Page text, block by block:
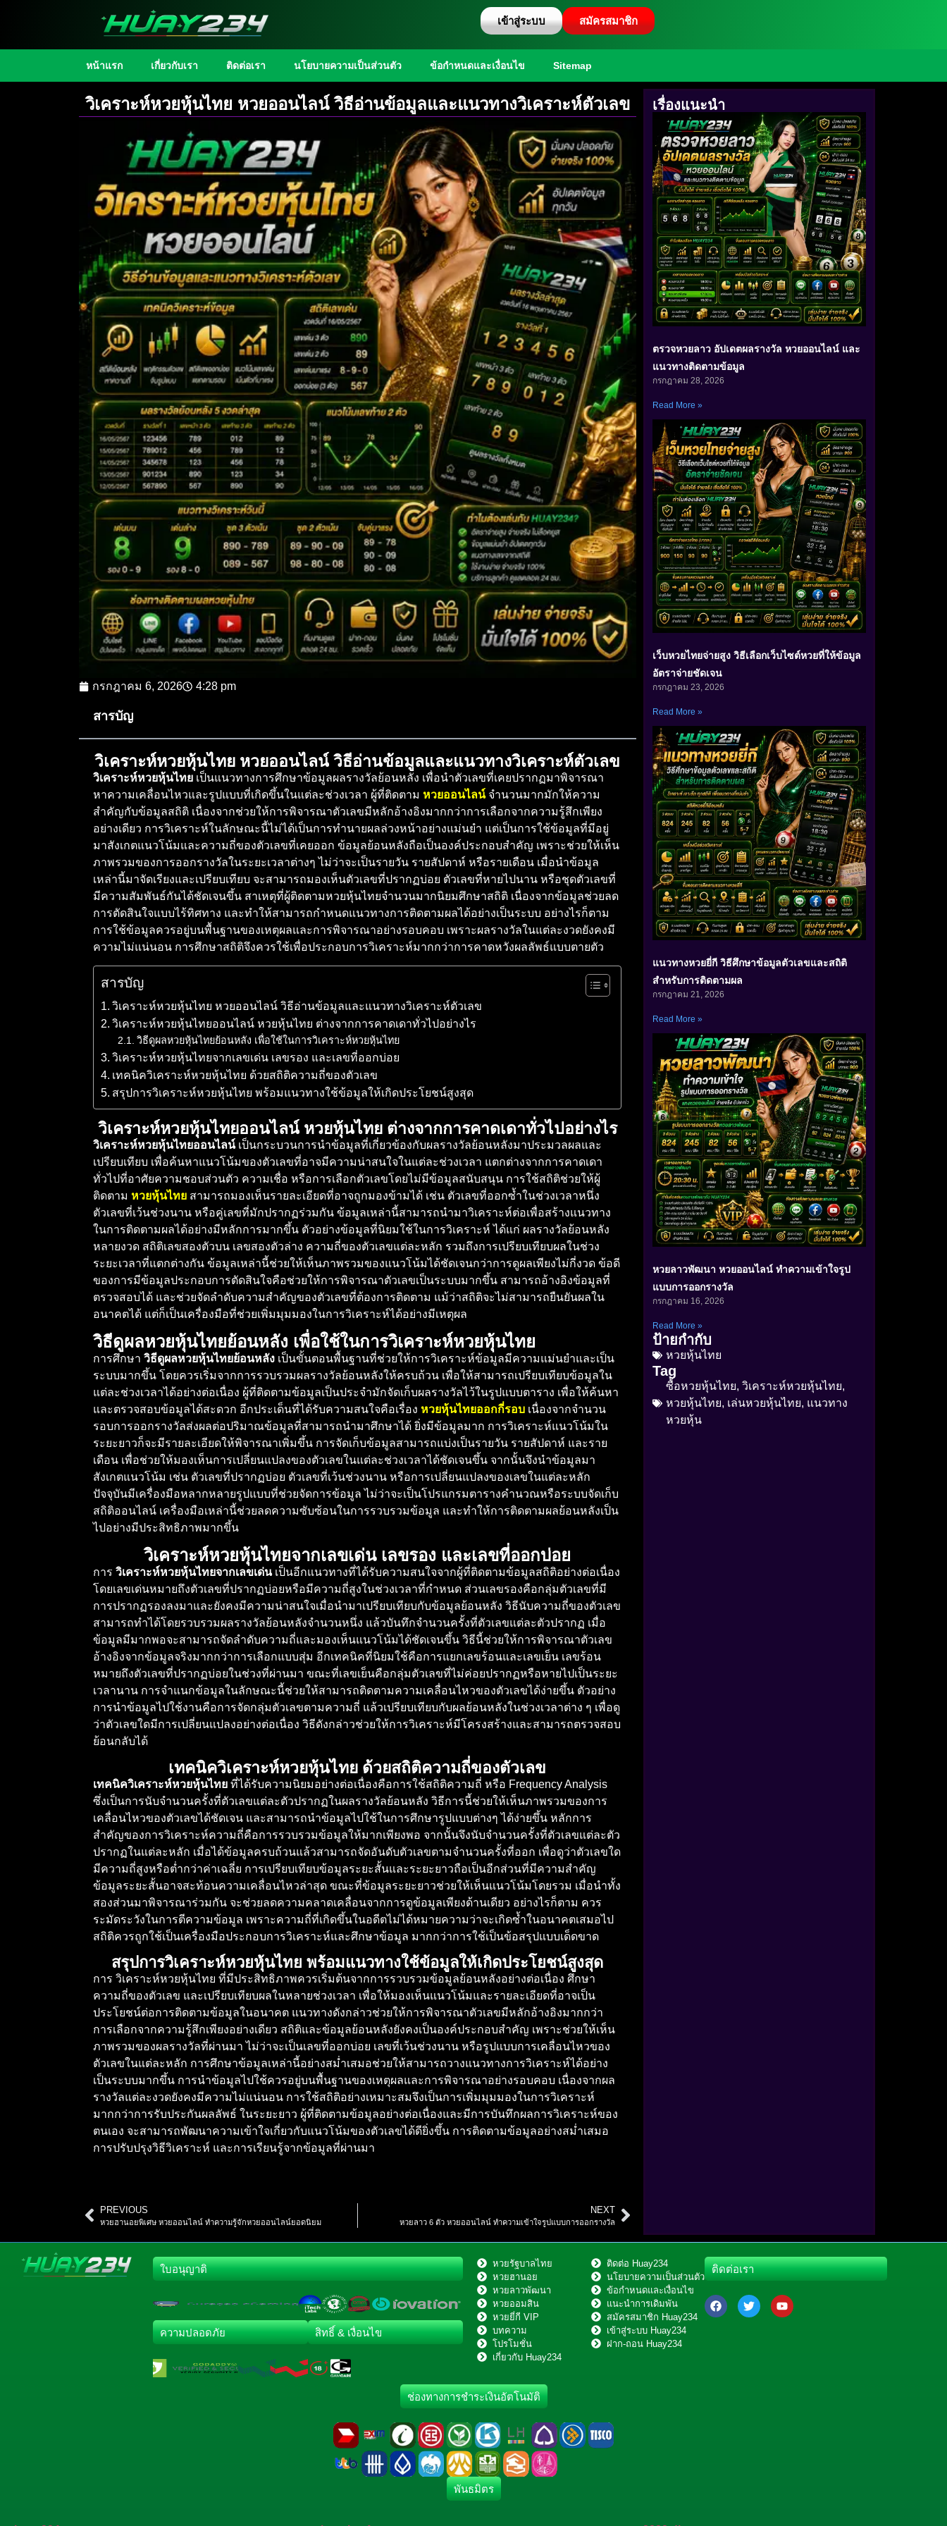
เข้าสู่ระบบ สมัครสมาชิก
หน้าแรก เกี่ยวกับเรา ติดต่อเรา นโยบายความเป็นส่วนตัว ข้อกำหนดและเงื่อนไข Sitemap
วิเคราะห์หวยหุ้นไทย หวยออนไลน์ วิธีอ่านข้อมูลและแนวทางวิเคราะห์ตัวเลข
กรกฎาคม 6, 2026 4:28 pm
สารบัญ
วิเคราะห์หวยหุ้นไทย หวยออนไลน์ วิธีอ่านข้อมูลและแนวทางวิเคราะห์ตัวเลข
วิเคราะห์หวยหุ้นไทย เป็นแนวทางการศึกษาข้อมูลผลรางวัลย้อนหลัง เพื่อนำตัวเลขที่เคยปรากฏมาพิจารณา
หาความเคลื่อนไหวและรูปแบบที่เกิดขึ้นในแต่ละช่วงเวลา ผู้ที่ติดตาม หวยออนไลน์จำนวนมากมักให้ความ
สำคัญกับข้อมูลสถิติ เนื่องจากช่วยให้การพิจารณาตัวเลขมีหลักอ้างอิงมากกว่าการเลือกจากความรู้สึกเพียง
อย่างเดียว การวิเคราะห์ในลักษณะนี้ไม่ได้เป็นการทำนายผลล่วงหน้าอย่างแม่นยำ แต่เป็นการใช้ข้อมูลที่มีอยู่
มาสังเกตแนวโน้มและความถี่ของตัวเลขที่เคยออก ข้อมูลย้อนหลังถือเป็นองค์ประกอบสำคัญ เพราะช่วยให้เห็น
ภาพรวมของการออกรางวัลในระยะเวลาต่างๆ ไม่ว่าจะเป็นรายวัน รายสัปดาห์ หรือรายเดือน เมื่อนำข้อมูล
เหล่านี้มาจัดเรียงและเปรียบเทียบ จะสามารถมองเห็นตัวเลขที่ปรากฏบ่อย ตัวเลขที่หายไปนาน หรือชุดตัวเลขที่
มีความสัมพันธ์กันได้ชัดเจนขึ้น สาเหตุที่ผู้ติดตามหวยหุ้นไทยจำนวนมากนิยมศึกษาสถิติ เนื่องจากข้อมูลช่วยลด
การตัดสินใจแบบไร้ทิศทาง และทำให้สามารถกำหนดแนวทางการติดตามผลได้อย่างเป็นระบบ อย่างไรก็ตาม
การใช้ข้อมูลควรอยู่บนพื้นฐานของเหตุผลและการพิจารณาอย่างรอบคอบ เพราะผลรางวัลในแต่ละงวดยังคงมี
ความไม่แน่นอน การศึกษาสถิติจึงควรใช้เพื่อประกอบการวิเคราะห์มากกว่าการคาดหวังผลลัพธ์แบบตายตัว
สารบัญ
วิเคราะห์หวยหุ้นไทย หวยออนไลน์ วิธีอ่านข้อมูลและแนวทางวิเคราะห์ตัวเลข
วิเคราะห์หวยหุ้นไทยออนไลน์ หวยหุ้นไทย ต่างจากการคาดเดาทั่วไปอย่างไร
วิธีดูผลหวยหุ้นไทยย้อนหลัง เพื่อใช้ในการวิเคราะห์หวยหุ้นไทย
วิเคราะห์หวยหุ้นไทยจากเลขเด่น เลขรอง และเลขที่ออกบ่อย
เทคนิควิเคราะห์หวยหุ้นไทย ด้วยสถิติความถี่ของตัวเลข
สรุปการวิเคราะห์หวยหุ้นไทย พร้อมแนวทางใช้ข้อมูลให้เกิดประโยชน์สูงสุด
วิเคราะห์หวยหุ้นไทยออนไลน์ หวยหุ้นไทย ต่างจากการคาดเดาทั่วไปอย่างไร
วิเคราะห์หวยหุ้นไทยออนไลน์เป็นกระบวนการนำข้อมูลที่เกี่ยวข้องกับผลรางวัลย้อนหลังมาประมวลผลและ
เปรียบเทียบ เพื่อค้นหาแนวโน้มของตัวเลขที่อาจมีความน่าสนใจในแต่ละช่วงเวลา แตกต่างจากการคาดเดา
ทั่วไปที่อาศัยความชอบส่วนตัว ความเชื่อ หรือการเลือกตัวเลขโดยไม่มีข้อมูลสนับสนุน การใช้สถิติช่วยให้ผู้
ติดตาม หวยหุ้นไทย สามารถมองเห็นรายละเอียดที่อาจถูกมองข้ามได้ เช่น ตัวเลขที่ออกซ้ำในช่วงเวลาหนึ่ง
ตัวเลขที่เว้นช่วงนาน หรือคู่เลขที่มักปรากฏร่วมกัน ข้อมูลเหล่านี้สามารถนำมาวิเคราะห์ต่อเพื่อสร้างแนวทาง
ในการติดตามผลได้อย่างมีหลักการมากขึ้น ตัวอย่างข้อมูลที่นิยมใช้ในการวิเคราะห์ ได้แก่ ผลรางวัลย้อนหลัง
หลายงวด สถิติเลขสองตัวบน เลขสองตัวล่าง ความถี่ของตัวเลขแต่ละหลัก รวมถึงการเปรียบเทียบผลในช่วง
ระยะเวลาที่แตกต่างกัน ข้อมูลเหล่านี้ช่วยให้เห็นภาพรวมของแนวโน้มได้ชัดเจนกว่าการดูผลเพียงไม่กี่งวด ข้อดี
ของการมีข้อมูลประกอบการตัดสินใจคือช่วยให้การพิจารณาตัวเลขเป็นระบบมากขึ้น สามารถอ้างอิงข้อมูลที่
ตรวจสอบได้ และช่วยจัดลำดับความสำคัญของตัวเลขที่ต้องการติดตาม แม้ว่าสถิติจะไม่สามารถยืนยันผลใน
อนาคตได้ แต่ก็เป็นเครื่องมือที่ช่วยเพิ่มมุมมองในการวิเคราะห์ได้อย่างมีเหตุผล
วิธีดูผลหวยหุ้นไทยย้อนหลัง เพื่อใช้ในการวิเคราะห์หวยหุ้นไทย
การศึกษา วิธีดูผลหวยหุ้นไทยย้อนหลัง เป็นขั้นตอนพื้นฐานที่ช่วยให้การวิเคราะห์ข้อมูลมีความแม่นยำและเป็น
ระบบมากขึ้น โดยควรเริ่มจากการรวบรวมผลรางวัลย้อนหลังให้ครบถ้วน เพื่อให้สามารถเปรียบเทียบข้อมูลใน
แต่ละช่วงเวลาได้อย่างต่อเนื่อง ผู้ที่ติดตามข้อมูลเป็นประจำมักจัดเก็บผลรางวัลไว้ในรูปแบบตาราง เพื่อให้ค้นหา
และตรวจสอบข้อมูลได้สะดวก อีกประเด็นที่ได้รับความสนใจคือเรื่อง หวยหุ้นไทยออกกี่รอบ เนื่องจากจำนวน
รอบการออกรางวัลส่งผลต่อปริมาณข้อมูลที่สามารถนำมาศึกษาได้ ยิ่งมีข้อมูลมาก การวิเคราะห์แนวโน้มใน
ระยะยาวก็จะมีรายละเอียดให้พิจารณาเพิ่มขึ้น การจัดเก็บข้อมูลสามารถแบ่งเป็นรายวัน รายสัปดาห์ และราย
เดือน เพื่อช่วยให้มองเห็นการเปลี่ยนแปลงของตัวเลขในแต่ละช่วงเวลาได้ชัดเจนขึ้น จากนั้นจึงนำข้อมูลมา
สังเกตแนวโน้ม เช่น ตัวเลขที่ปรากฏบ่อย ตัวเลขที่เว้นช่วงนาน หรือการเปลี่ยนแปลงของเลขในแต่ละหลัก
ปัจจุบันมีเครื่องมือหลากหลายรูปแบบที่ช่วยจัดการข้อมูล ไม่ว่าจะเป็นโปรแกรมตารางคำนวณหรือระบบจัดเก็บ
สถิติออนไลน์ เครื่องมือเหล่านี้ช่วยลดความซับซ้อนในการรวบรวมข้อมูล และทำให้การติดตามผลย้อนหลังเป็น
ไปอย่างมีประสิทธิภาพมากขึ้น
วิเคราะห์หวยหุ้นไทยจากเลขเด่น เลขรอง และเลขที่ออกบ่อย
การ วิเคราะห์หวยหุ้นไทยจากเลขเด่นเป็นอีกแนวทางที่ได้รับความสนใจจากผู้ที่ติดตามข้อมูลสถิติอย่างต่อเนื่อง
โดยเลขเด่นหมายถึงตัวเลขที่ปรากฏบ่อยหรือมีความถี่สูงในช่วงเวลาที่กำหนด ส่วนเลขรองคือกลุ่มตัวเลขที่มี
การปรากฏรองลงมาและยังคงมีความน่าสนใจเมื่อนำมาเปรียบเทียบกับข้อมูลย้อนหลัง วิธีนับความถี่ของตัวเลข
สามารถทำได้โดยรวบรวมผลรางวัลย้อนหลังจำนวนหนึ่ง แล้วบันทึกจำนวนครั้งที่ตัวเลขแต่ละตัวปรากฏ เมื่อ
ข้อมูลมีมากพอจะสามารถจัดลำดับความถี่และมองเห็นแนวโน้มได้ชัดเจนขึ้น วิธีนี้ช่วยให้การพิจารณาตัวเลข
อ้างอิงจากข้อมูลจริงมากกว่าการเลือกแบบสุ่ม อีกเทคนิคที่นิยมใช้คือการแยกเลขร้อนและเลขเย็น เลขร้อน
หมายถึงตัวเลขที่ปรากฏบ่อยในช่วงที่ผ่านมา ขณะที่เลขเย็นคือกลุ่มตัวเลขที่ไม่ค่อยปรากฏหรือหายไปเป็นระยะ
เวลานาน การจำแนกข้อมูลในลักษณะนี้ช่วยให้สามารถติดตามความเคลื่อนไหวของตัวเลขได้ง่ายขึ้น ตัวอย่าง
การนำข้อมูลไปใช้งานคือการจัดกลุ่มตัวเลขตามความถี่ แล้วเปรียบเทียบกับผลย้อนหลังในช่วงเวลาต่าง ๆ เพื่อดู
ว่าตัวเลขใดมีการเปลี่ยนแปลงอย่างต่อเนื่อง วิธีดังกล่าวช่วยให้การวิเคราะห์มีโครงสร้างและสามารถตรวจสอบ
ย้อนกลับได้
เทคนิควิเคราะห์หวยหุ้นไทย ด้วยสถิติความถี่ของตัวเลข
เทคนิควิเคราะห์หวยหุ้นไทย ที่ได้รับความนิยมอย่างต่อเนื่องคือการใช้สถิติความถี่ หรือ Frequency Analysis
ซึ่งเป็นการนับจำนวนครั้งที่ตัวเลขแต่ละตัวปรากฏในผลรางวัลย้อนหลัง วิธีการนี้ช่วยให้เห็นภาพรวมของการ
เคลื่อนไหวของตัวเลขได้ชัดเจน และสามารถนำข้อมูลไปใช้ในการศึกษารูปแบบต่างๆ ได้ง่ายขึ้น หลักการ
สำคัญของการวิเคราะห์ความถี่คือการรวบรวมข้อมูลให้มากเพียงพอ จากนั้นจึงนับจำนวนครั้งที่ตัวเลขแต่ละตัว
ปรากฏในแต่ละหลัก เมื่อได้ข้อมูลครบถ้วนแล้วสามารถจัดอันดับตัวเลขตามจำนวนครั้งที่ออก เพื่อดูว่าตัวเลขใด
มีความถี่สูงหรือต่ำกว่าค่าเฉลี่ย การเปรียบเทียบข้อมูลระยะสั้นและระยะยาวถือเป็นอีกส่วนที่มีความสำคัญ
ข้อมูลระยะสั้นอาจสะท้อนความเคลื่อนไหวล่าสุด ขณะที่ข้อมูลระยะยาวช่วยให้เห็นแนวโน้มโดยรวม เมื่อนำทั้ง
สองส่วนมาพิจารณาร่วมกัน จะช่วยลดความคลาดเคลื่อนจากการดูข้อมูลเพียงด้านเดียว อย่างไรก็ตาม ควร
ระมัดระวังในการตีความข้อมูล เพราะความถี่ที่เกิดขึ้นในอดีตไม่ได้หมายความว่าจะเกิดซ้ำในอนาคตเสมอไป
สถิติควรถูกใช้เป็นเครื่องมือประกอบการวิเคราะห์และศึกษาข้อมูล มากกว่าการใช้เป็นข้อสรุปแบบเด็ดขาด
สรุปการวิเคราะห์หวยหุ้นไทย พร้อมแนวทางใช้ข้อมูลให้เกิดประโยชน์สูงสุด
การ วิเคราะห์หวยหุ้นไทย ที่มีประสิทธิภาพควรเริ่มต้นจากการรวบรวมข้อมูลย้อนหลังอย่างต่อเนื่อง ศึกษา
ความถี่ของตัวเลข และเปรียบเทียบผลในหลายช่วงเวลา เพื่อให้มองเห็นแนวโน้มและรายละเอียดที่อาจเป็น
ประโยชน์ต่อการติดตามข้อมูลในอนาคต แนวทางดังกล่าวช่วยให้การพิจารณาตัวเลขมีหลักอ้างอิงมากกว่า
การเลือกจากความรู้สึกเพียงอย่างเดียว สถิติและข้อมูลย้อนหลังยังคงเป็นองค์ประกอบสำคัญ เพราะช่วยให้เห็น
ภาพรวมของผลรางวัลที่ผ่านมา ไม่ว่าจะเป็นเลขที่ออกบ่อย เลขที่เว้นช่วงนาน หรือรูปแบบการเคลื่อนไหวของ
ตัวเลขในแต่ละหลัก การศึกษาข้อมูลเหล่านี้อย่างสม่ำเสมอช่วยให้สามารถวางแนวทางการวิเคราะห์ได้อย่าง
เป็นระบบมากขึ้น การนำข้อมูลไปใช้ควรอยู่บนพื้นฐานของเหตุผลและการพิจารณาอย่างรอบคอบ เนื่องจากผล
รางวัลแต่ละงวดยังคงมีความไม่แน่นอน การใช้สถิติอย่างเหมาะสมจึงเป็นการเพิ่มมุมมองในการวิเคราะห์
มากกว่าการรับประกันผลลัพธ์ ในระยะยาว ผู้ที่ติดตามข้อมูลอย่างต่อเนื่องและมีการบันทึกผลการวิเคราะห์ของ
ตนเอง จะสามารถพัฒนาความเข้าใจเกี่ยวกับแนวโน้มของตัวเลขได้ดียิ่งขึ้น การติดตามข้อมูลอย่างสม่ำเสมอ
การปรับปรุงวิธีวิเคราะห์ และการเรียนรู้จากข้อมูลที่ผ่านมา
PREVIOUS
หวยฮานอยพิเศษ หวยออนไลน์ ทำความรู้จักหวยออนไลน์ยอดนิยม
NEXT
หวยลาว 6 ตัว หวยออนไลน์ ทำความเข้าใจรูปแบบการออกรางวัล
เรื่องแนะนำ
ตรวจหวยลาว อัปเดตผลรางวัล หวยออนไลน์ และ
แนวทางติดตามข้อมูล
กรกฎาคม 28, 2026
Read More »
เว็บหวยไทยจ่ายสูง วิธีเลือกเว็บไซต์หวยที่ให้ข้อมูล
อัตราจ่ายชัดเจน
กรกฎาคม 23, 2026
Read More »
แนวทางหวยยี่กี วิธีศึกษาข้อมูลตัวเลขและสถิติ
สำหรับการติดตามผล
กรกฎาคม 21, 2026
Read More »
หวยลาวพัฒนา หวยออนไลน์ ทำความเข้าใจรูป
แบบการออกรางวัล
กรกฎาคม 16, 2026
Read More »
ป้ายกำกับ
หวยหุ้นไทย
Tag
ซื้อหวยหุ้นไทย, วิเคราะห์หวยหุ้นไทย,
หวยหุ้นไทย, เล่นหวยหุ้นไทย, แนวทาง
หวยหุ้น
ใบอนุญาติ
ความปลอดภัย สิทธิ์ & เงื่อนไข
หวยรัฐบาลไทย
หวยฮานอย
หวยลาวพัฒนา
หวยออมสิน
หวยยี่กี VIP
บทความ
โปรโมชั่น
เกี่ยวกับ Huay234
ติดต่อ Huay234
นโยบายความเป็นส่วนตัว
ข้อกำหนดและเงื่อนไข
แนะนำการเดิมพัน
สมัครสมาชิก Huay234
เข้าสู่ระบบ Huay234
ฝาก-ถอน Huay234
ติดต่อเรา
ช่องทางการชำระเงินอัตโนมัติ
พันธมิตร